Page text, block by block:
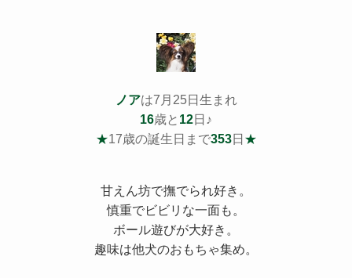
ノアは7月25日生まれ
16歳と 12日♪
★17歳の誕生日まで353日 ★
甘えん坊で撫でられ好き。
慎重でビビリな一面も。
ボール遊びが大好き。
趣味は他犬のおもちゃ集め。